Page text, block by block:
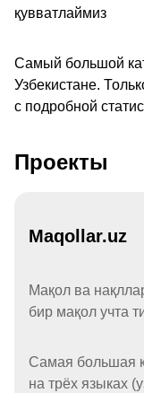
қувватлаймиз
Самый большой
Узбекистане.
с подробной
Проекты
Maqollar.uz
Мақол ва
бир мақол учта
Самая большая
на трёх языках